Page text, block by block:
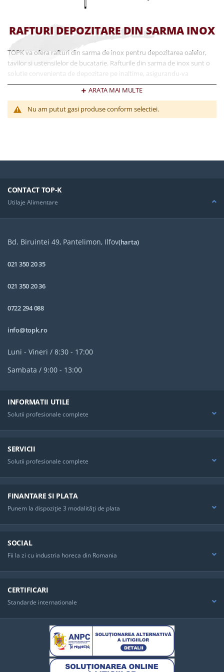
RAFTURI DEPOZITARE DIN SARMA INOX
TOPK va ofera rafturi din sarma de inox pentru depozitarea oalelor,
tavilor si ustensilelor de bucatarie. Rafturile din sarma de inox sunt o
solutie convenienta de depozitare pe inaltime, asigurandu-va
utilizarea optima chiar a celui mai mic spatiu disponibil.
ARATA MAI MULTE
Nu am putut gasi produse conform selectiei.
CONTACT TOP-K
Utilaje Alimentare
Bd. Biruintei 49, Pantelimon, Ilfov(harta)
021 350 20 35
021 350 20 36
0722 294 088
info@topk.ro
Luni - Vineri / 8:30 - 17:00
Sambata / 9:00 - 13:00
INFORMATII UTILE
Solutii profesionale complete
SERVICII
Solutii profesionale complete
FINANTARE SI PLATA
Punem la dispoziţie 3 modalităţi de plata
SOCIAL
Fii la zi cu industria horeca din Romania
CERTIFICARI
Standarde internationale